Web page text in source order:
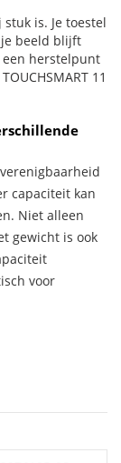
is. Je toestel
beeld blijft
een herstelpunt
11
capaciteit kan
Niet alleen
gewicht is ook
voor